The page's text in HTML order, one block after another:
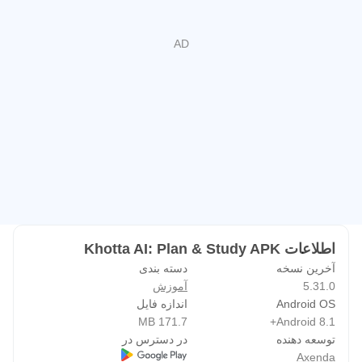
• پیگیری ثبات خود با تجسم‌های زیبا
• برنامه‌های ترمی متناسب با برنامه خود بسازید
• مدرسه و رشته تحصیلی خود را برای راه‌اندازی سریع پیدا کنید
• برنامه‌ها را با همکلاسی‌هایتان به اشتراک بگذارید
• معدل خود را با دقت پیگیری کنید
اطلاعات Khotta AI: Plan & Study APK
آخرین نسخه
5.31.0
دسته بندی
آموزش
Android OS
Android 8.1+
اندازه فایل
171.7 MB
توسعه دهنده
Axenda
در دسترس در